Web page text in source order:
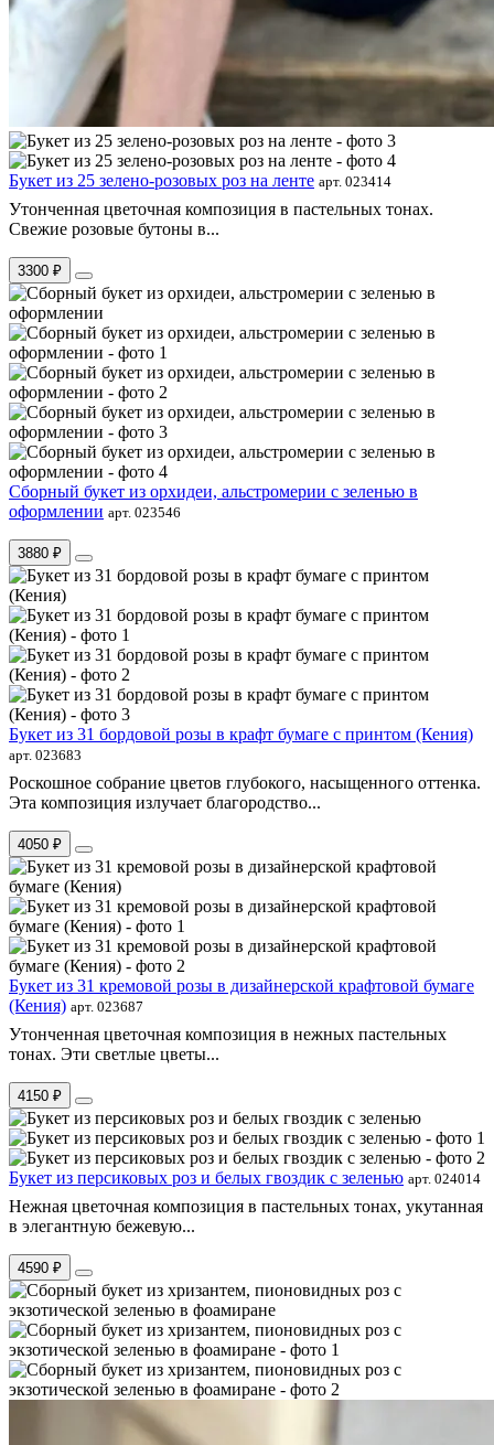
Букет из 25 зелено-розовых роз на ленте арт. 023414
Утонченная цветочная композиция в пастельных тонах.
Свежие розовые бутоны в...
3300 ₽
Сборный букет из орхидеи, альстромерии с зеленью в
оформлении арт. 023546
3880 ₽
Букет из 31 бордовой розы в крафт бумаге с принтом (Кения)
арт. 023683
Роскошное собрание цветов глубокого, насыщенного оттенка.
Эта композиция излучает благородство...
4050 ₽
Букет из 31 кремовой розы в дизайнерской крафтовой бумаге
(Кения) арт. 023687
Утонченная цветочная композиция в нежных пастельных
тонах. Эти светлые цветы...
4150 ₽
Букет из персиковых роз и белых гвоздик с зеленью арт. 024014
Нежная цветочная композиция в пастельных тонах, укутанная
в элегантную бежевую...
4590 ₽